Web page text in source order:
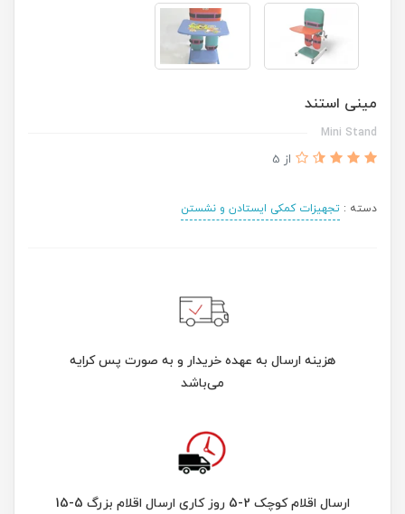
مینی استند
Mini Stand
از 5
دسته : تجهیزات کمکی ایستادن و نشستن
هزینه ارسال به عهده خریدار و به صورت پس کرایه
می‌باشد
ارسال اقلام کوچک 2-5 روز کاری ارسال اقلام بزرگ 5-15